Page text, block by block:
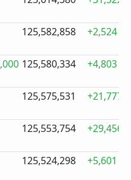
125,582,858 +2,524
125,580,334 +4,803
125,575,531 +21,777
125,553,754 +29,456
125,524,298 +5,601